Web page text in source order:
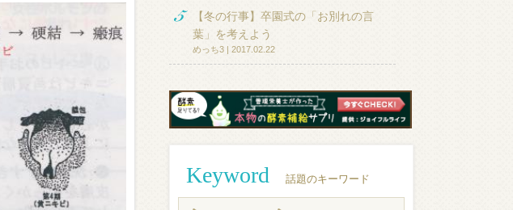
【冬の行事】卒園式の「お別れの言
葉」を考えよう
めっち3 | 2017.02.22
Keyword 話題のキーワード